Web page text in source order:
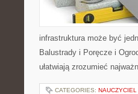
infrastruktura może być
Balustrady i Poręcze i
ułatwiają zrozumieć
CATEGORIES: NAUCZYCIEL